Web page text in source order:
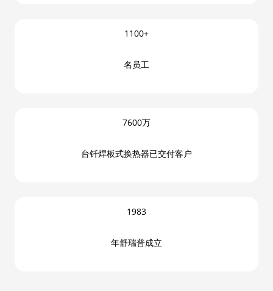
1100+
名员工
7600万
台钎焊板式换热器已交付客户
1983
年舒瑞普成立